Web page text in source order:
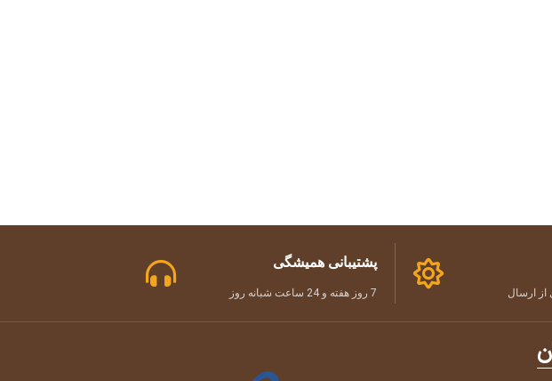
ارسال
پشتیبانی همیشگی
7 روز هفته و 24 ساعت شبانه روز